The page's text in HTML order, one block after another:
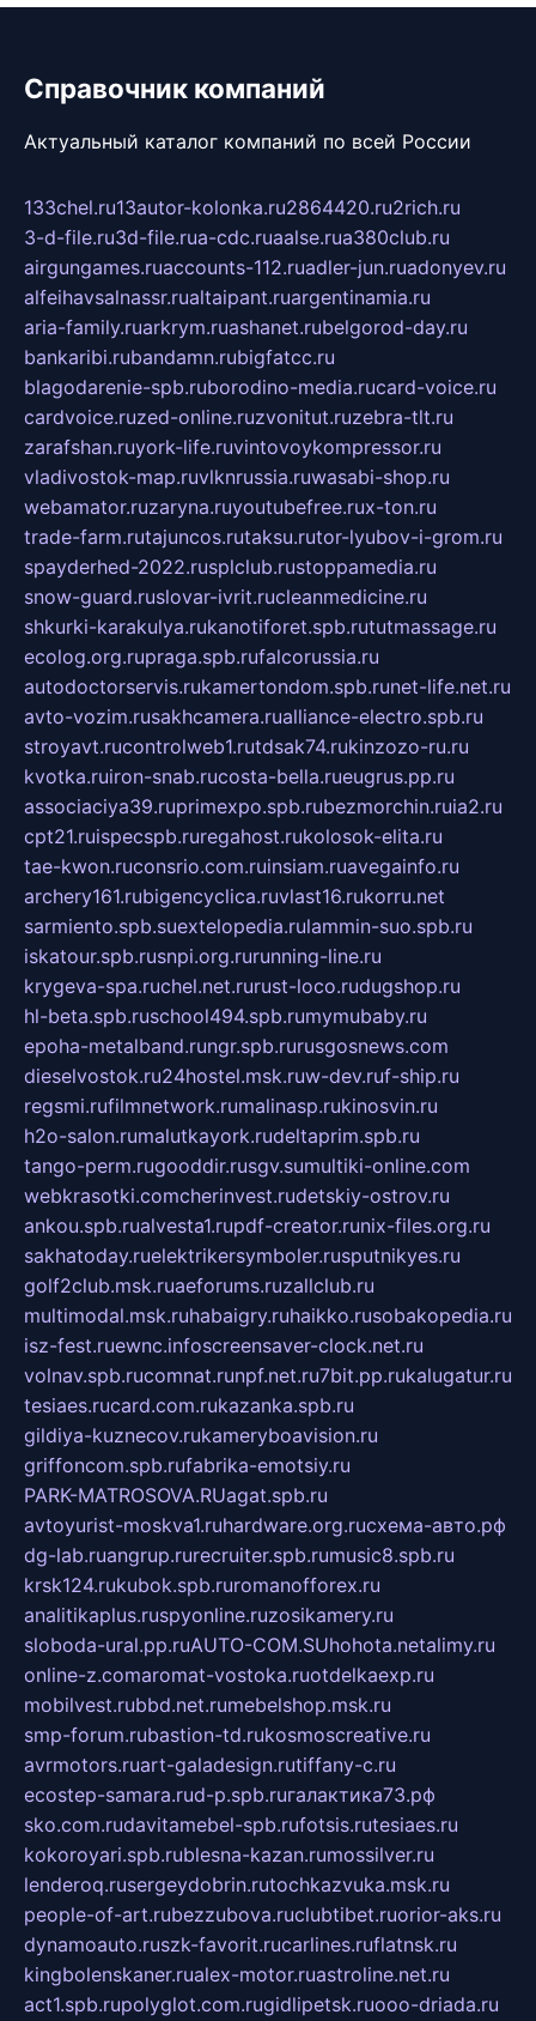
Справочник компаний
Актуальный каталог компаний по всей России
133chel.ru13autor-kolonka.ru2864420.ru2rich.ru
3-d-file.ru3d-file.rua-cdc.ruaalse.rua380club.ru
airgungames.ruaccounts-112.ruadler-jun.ruadonyev.ru
alfeihavsalnassr.rualtaipant.ruargentinamia.ru
aria-family.ruarkrym.ruashanet.rubelgorod-day.ru
bankaribi.rubandamn.rubigfatcc.ru
blagodarenie-spb.ruborodino-media.rucard-voice.ru
cardvoice.ruzed-online.ruzvonitut.ruzebra-tlt.ru
zarafshan.ruyork-life.ruvintovoykompressor.ru
vladivostok-map.ruvlknrussia.ruwasabi-shop.ru
webamator.ruzaryna.ruyoutubefree.rux-ton.ru
trade-farm.rutajuncos.rutaksu.rutor-lyubov-i-grom.ru
spayderhed-2022.rusplclub.rustoppamedia.ru
snow-guard.ruslovar-ivrit.rucleanmedicine.ru
shkurki-karakulya.rukanotiforet.spb.rututmassage.ru
ecolog.org.rupraga.spb.rufalcorussia.ru
autodoctorservis.rukamertondom.spb.runet-life.net.ru
avto-vozim.rusakhcamera.rualliance-electro.spb.ru
stroyavt.rucontrolweb1.rutdsak74.rukinzozo-ru.ru
kvotka.ruiron-snab.rucosta-bella.rueugrus.pp.ru
associaciya39.ruprimexpo.spb.rubezmorchin.ruia2.ru
cpt21.ruispecspb.ruregahost.rukolosok-elita.ru
tae-kwon.ruconsrio.com.ruinsiam.ruavegainfo.ru
archery161.rubigencyclica.ruvlast16.rukorru.net
sarmiento.spb.suextelopedia.rulammin-suo.spb.ru
iskatour.spb.rusnpi.org.rurunning-line.ru
krygeva-spa.ruchel.net.rurust-loco.rudugshop.ru
hl-beta.spb.ruschool494.spb.rumymubaby.ru
epoha-metalband.rungr.spb.rurusgosnews.com
dieselvostok.ru24hostel.msk.ruw-dev.ruf-ship.ru
regsmi.rufilmnetwork.rumalinasp.rukinosvin.ru
h2o-salon.rumalutkayork.rudeltaprim.spb.ru
tango-perm.rugooddir.rusgv.sumultiki-online.com
webkrasotki.comcherinvest.rudetskiy-ostrov.ru
ankou.spb.rualvesta1.rupdf-creator.runix-files.org.ru
sakhatoday.ruelektrikersymboler.rusputnikyes.ru
golf2club.msk.ruaeforums.ruzallclub.ru
multimodal.msk.ruhabaigry.ruhaikko.rusobakopedia.ru
isz-fest.ruewnc.infoscreensaver-clock.net.ru
volnav.spb.rucomnat.runpf.net.ru7bit.pp.rukalugatur.ru
tesiaes.rucard.com.rukazanka.spb.ru
gildiya-kuznecov.rukameryboavision.ru
griffoncom.spb.rufabrika-emotsiy.ru
PARK-MATROSOVA.RUagat.spb.ru
avtoyurist-moskva1.ruhardware.org.ruсхема-авто.рф
dg-lab.ruangrup.rurecruiter.spb.rumusic8.spb.ru
krsk124.rukubok.spb.ruromanofforex.ru
analitikaplus.ruspyonline.ruzosikamery.ru
sloboda-ural.pp.ruAUTO-COM.SUhohota.netalimy.ru
online-z.comaromat-vostoka.ruotdelkaexp.ru
mobilvest.rubbd.net.rumebelshop.msk.ru
smp-forum.rubastion-td.rukosmoscreative.ru
avrmotors.ruart-galadesign.rutiffany-c.ru
ecostep-samara.rud-p.spb.ruгалактика73.рф
sko.com.rudavitamebel-spb.rufotsis.rutesiaes.ru
kokoroyari.spb.rublesna-kazan.rumossilver.ru
lenderoq.rusergeydobrin.rutochkazvuka.msk.ru
people-of-art.rubezzubova.ruclubtibet.ruorior-aks.ru
dynamoauto.ruszk-favorit.rucarlines.ruflatnsk.ru
kingbolenskaner.rualex-motor.ruastroline.net.ru
act1.spb.rupolyglot.com.rugidlipetsk.ruooo-driada.ru